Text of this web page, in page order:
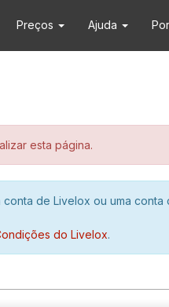
Preços Ajuda
esta página.
conta de Livelox ou uma conta
do Livelox.